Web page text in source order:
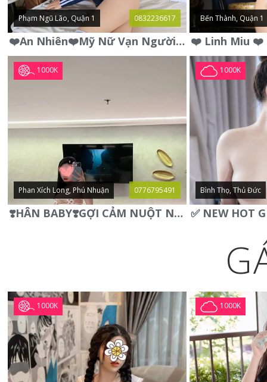
Phạm Ngũ Lão, Quận 1 0832236617
❤️An Nhiên❤️Mỹ Nữ Vạn Người Mê,Da Trắng, Mặt Xynh, Đẹp Từng
Bến Thành, Quận 1
1000K
Phan Xích Long, Phú Nhuận 0776795491
❣️HÂN BABY❣️GỢI CẢM NUỘT NÀ DÁNG SON XINH XINH QUYẾN RŨ
1000K
Bình Thọ, Thủ Đức
1000K 1000K